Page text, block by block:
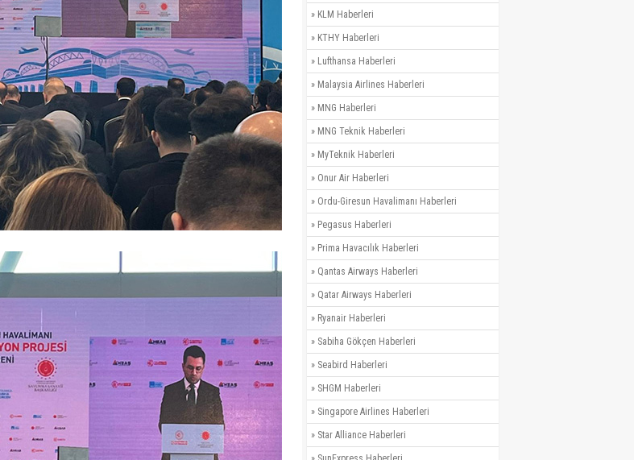
» KLM Haberleri
» KTHY Haberleri
» Lufthansa Haberleri
» Malaysia Airlines Haberleri
» MNG Haberleri
» MNG Teknik Haberleri
» MyTeknik Haberleri
» Onur Air Haberleri
» Ordu-Giresun Havalimanı Haberleri
» Pegasus Haberleri
» Prima Havacılık Haberleri
» Qantas Airways Haberleri
» Qatar Airways Haberleri
» Ryanair Haberleri
» Sabiha Gökçen Haberleri
» Seabird Haberleri
» SHGM Haberleri
» Singapore Airlines Haberleri
» Star Alliance Haberleri